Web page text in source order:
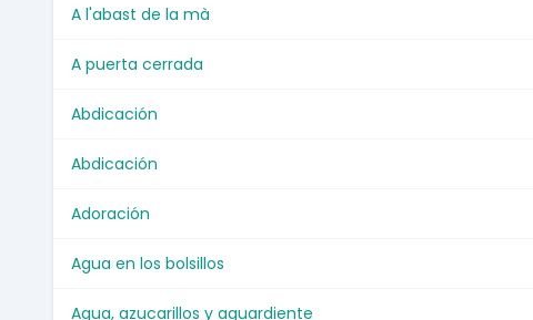
A l'abast de la mà
A puerta cerrada
Abdicación
Abdicación
Adoración
Agua en los bolsillos
Agua, azucarillos y aguardiente